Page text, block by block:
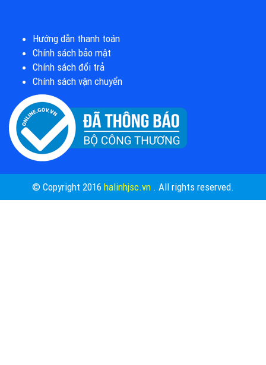
Hướng dẫn thanh toán
Chính sách bảo mật
Chính sách đổi trả
Chính sách vận chuyển
© Copyright 2016 halinhjsc.vn . All rights reserved.